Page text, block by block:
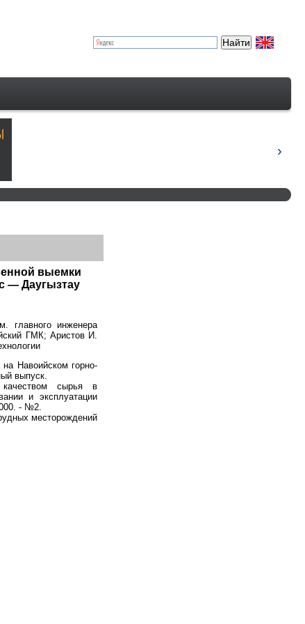
выемки
— Даугызтау
главного инженера
ГМК; Аристов И.
Навоийском горно-
выпуск.
сырья в
и эксплуатации
- №2.
месторождений